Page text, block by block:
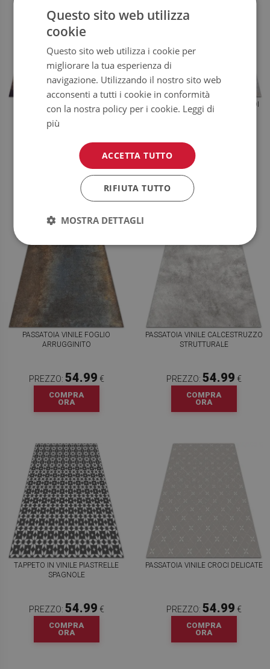
PASSATOIA VINILE SCHEMA A
BORDO
54.99
COMPRA
PASSATOIA VINILE PAVIMENTO DI
MARMO
PREZZO:
COMPRA
PASSATOIA VINILE FOGLIO
ARRUGGINITO
PREZZO: 54.99 €
COMPRA
ORA
PASSATOIA VINILE CALCESTRUZZO
STRUTTURALE
PREZZO: 54.99 €
COMPRA
ORA
TAPPETO IN VINILE PIASTRELLE
SPAGNOLE
PREZZO: 54.99 €
COMPRA
ORA
PASSATOIA VINILE CROCI DELICATE
PREZZO: 54.99 €
COMPRA
ORA
Questo sito web utilizza
cookie
Questo sito web utilizza i cookie per
migliorare la tua esperienza di
navigazione. Utilizzando il nostro sito web
acconsenti a tutti i cookie in conformità
con la nostra policy per i cookie. Leggi di
più
ACCETTA TUTTO
RIFIUTA TUTTO
MOSTRA DETTAGLI